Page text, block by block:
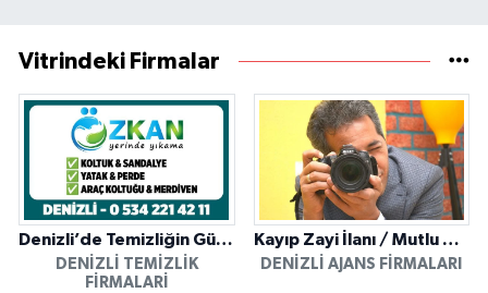
Vitrindeki Firmalar
Denizli’de Temizliğin Güvenilir Adresi: Özkan Yerinde Yıkama
DENIZLI TEMIZLIK
FIRMALARI
Kayıp Zayi İlanı / Mutlu Ajans / Denizli
DENIZLI AJANS FIRMALARI